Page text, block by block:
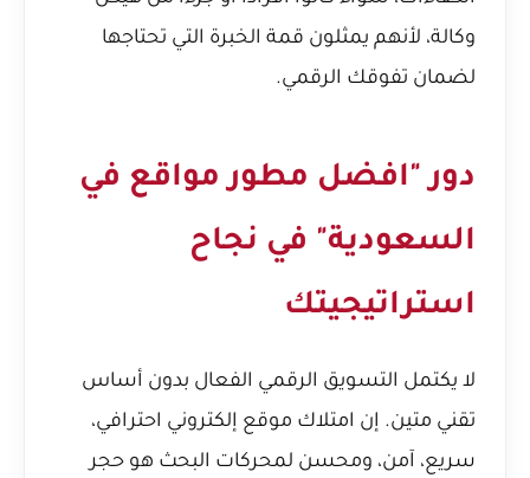
وكالة، لأنهم يمثلون قمة الخبرة التي تحتاجها
لضمان تفوقك الرقمي.
دور "افضل مطور مواقع في
السعودية" في نجاح
استراتيجيتك
لا يكتمل التسويق الرقمي الفعال بدون أساس
تقني متين. إن امتلاك موقع إلكتروني احترافي،
سريع، آمن، ومحسن لمحركات البحث هو حجر